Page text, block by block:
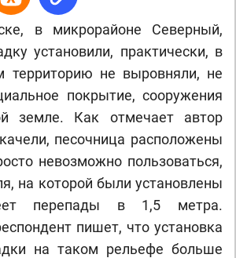
в микрорайоне Северный,
установили, практически, в
территорию не выровняли, не
покрытие, сооружения
земле. Как отмечает автор
песочница расположены
невозможно пользоваться,
на которой были установлены
перепады в 1,5 метра.
пишет, что установка
на таком рельефе больше